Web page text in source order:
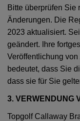
Bitte überprüfen
Änderungen. Die
2023 aktualisiert.
geändert. Ihre
Veröffentlichung
bedeutet, dass Sie
dass sie für Sie
3. VERWENDUNG
Topgolf Callaway